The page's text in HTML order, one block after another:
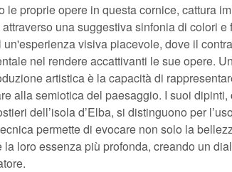
le proprie opere in questa cornice, cattura
una suggestiva sinfonia di colori
visiva piacevole, dove il
nel rendere accattivanti le sue opere.
artistica è la capacità di
alla semiotica del paesaggio. I suoi
dell’isola d’Elba, si distinguono per
permette di evocare non solo la
la loro essenza più profonda, creando un